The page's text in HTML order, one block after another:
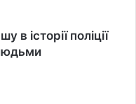
в історії поліції